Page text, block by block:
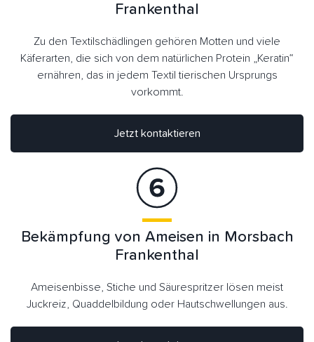
Frankenthal
Zu den Textilschädlingen gehören Motten und viele
Käferarten, die sich von dem natürlichen Protein „Keratin“
ernähren, das in jedem Textil tierischen Ursprungs
vorkommt.
Jetzt kontaktieren
Bekämpfung von Ameisen in Morsbach
Frankenthal
Ameisenbisse, Stiche und Säurespritzer lösen meist
Juckreiz, Quaddelbildung oder Hautschwellungen aus.